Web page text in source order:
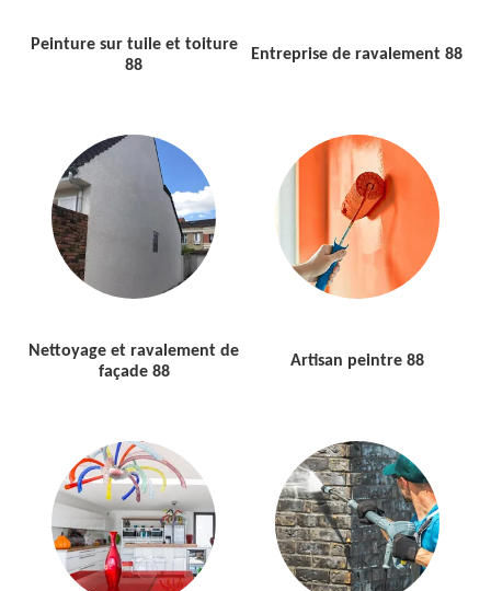
Peinture sur tuile et toiture
88
Entreprise de ravalement 88
Nettoyage et ravalement de
façade 88
Artisan peintre 88